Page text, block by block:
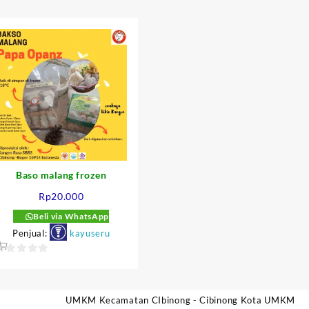
Baso malang frozen
Rp20.000
Beli via WhatsApp
Penjual: kayuseru
UMKM Kecamatan CIbinong - Cibinong Kota UMKM